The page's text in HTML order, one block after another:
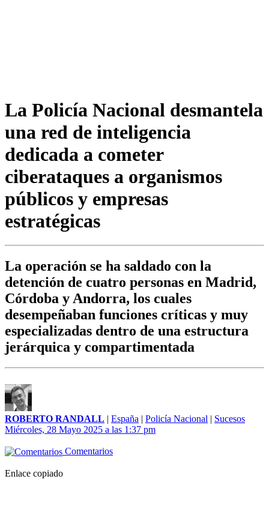
La Policía Nacional desmantela
una red de inteligencia
dedicada a cometer
ciberataques a organismos
públicos y empresas
estratégicas
La operación se ha saldado con la
detención de cuatro personas en Madrid,
Córdoba y Andorra, los cuales
desempeñaban funciones críticas y muy
especializadas dentro de una estructura
jerárquica y compartimentada
ROBERTO RANDALL | España | Policía Nacional | Sucesos
Miércoles, 28 Mayo 2025 a las 1:37 pm
Comentarios
Enlace copiado